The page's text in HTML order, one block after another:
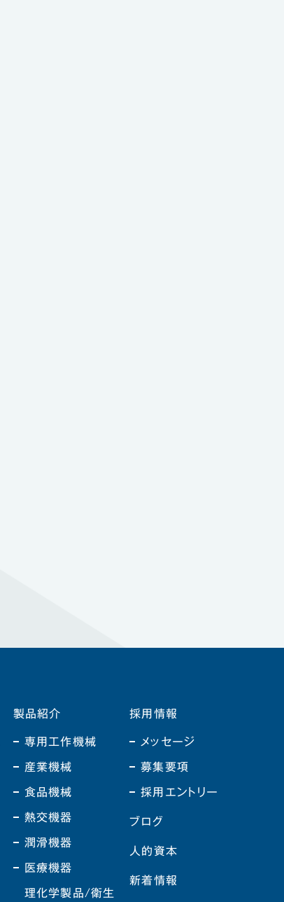
製品紹介
専用工作機械
産業機械
食品機械
熱交機器
潤滑機器
医療機器
理化学製品/衛生
採用情報
メッセージ
募集要項
採用エントリー
ブログ
人的資本
新着情報